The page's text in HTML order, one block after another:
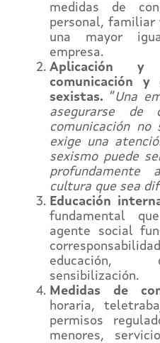
medidas de
personal, familiar
una mayor
empresa.
Aplicación
comunicación y
sexistas. “Una
asegurarse de
comunicación
exige una
sexismo puede
profundamente
cultura que sea
Educación
fundamental
agente social
educación,
sensibilización.
Medidas de
horaria,
permisos
menores,